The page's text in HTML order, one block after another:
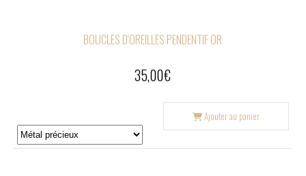
BOUCLES D'OREILLES PENDENTIF OR
35,00€
Ajouter au panier